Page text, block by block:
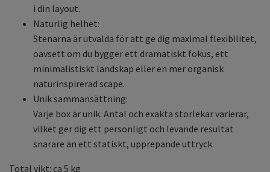
i din layout.
Naturlig helhet:
Stenarna är utvalda för att ge dig maximal flexibilitet,
oavsett om du bygger ett dramatiskt fokus, ett
minimalistiskt landskap eller en mer organisk
naturinspirerad scape.
Unik sammansättning:
Varje box är unik. Antal och exakta storlekar varierar,
vilket ger dig ett personligt och levande resultat
snarare än ett statiskt, upprepande uttryck.
Total vikt: ca 5 kg